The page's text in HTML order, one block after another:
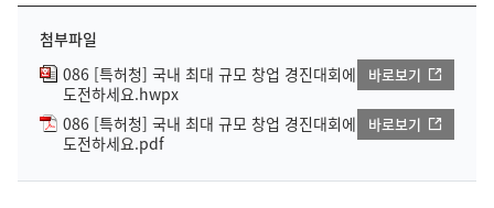
첨부파일
086 [특허청] 국내 최대 규모 창업 경진대회에
도전하세요.hwpx
바로보기
086 [특허청] 국내 최대 규모 창업 경진대회에
도전하세요.pdf
바로보기